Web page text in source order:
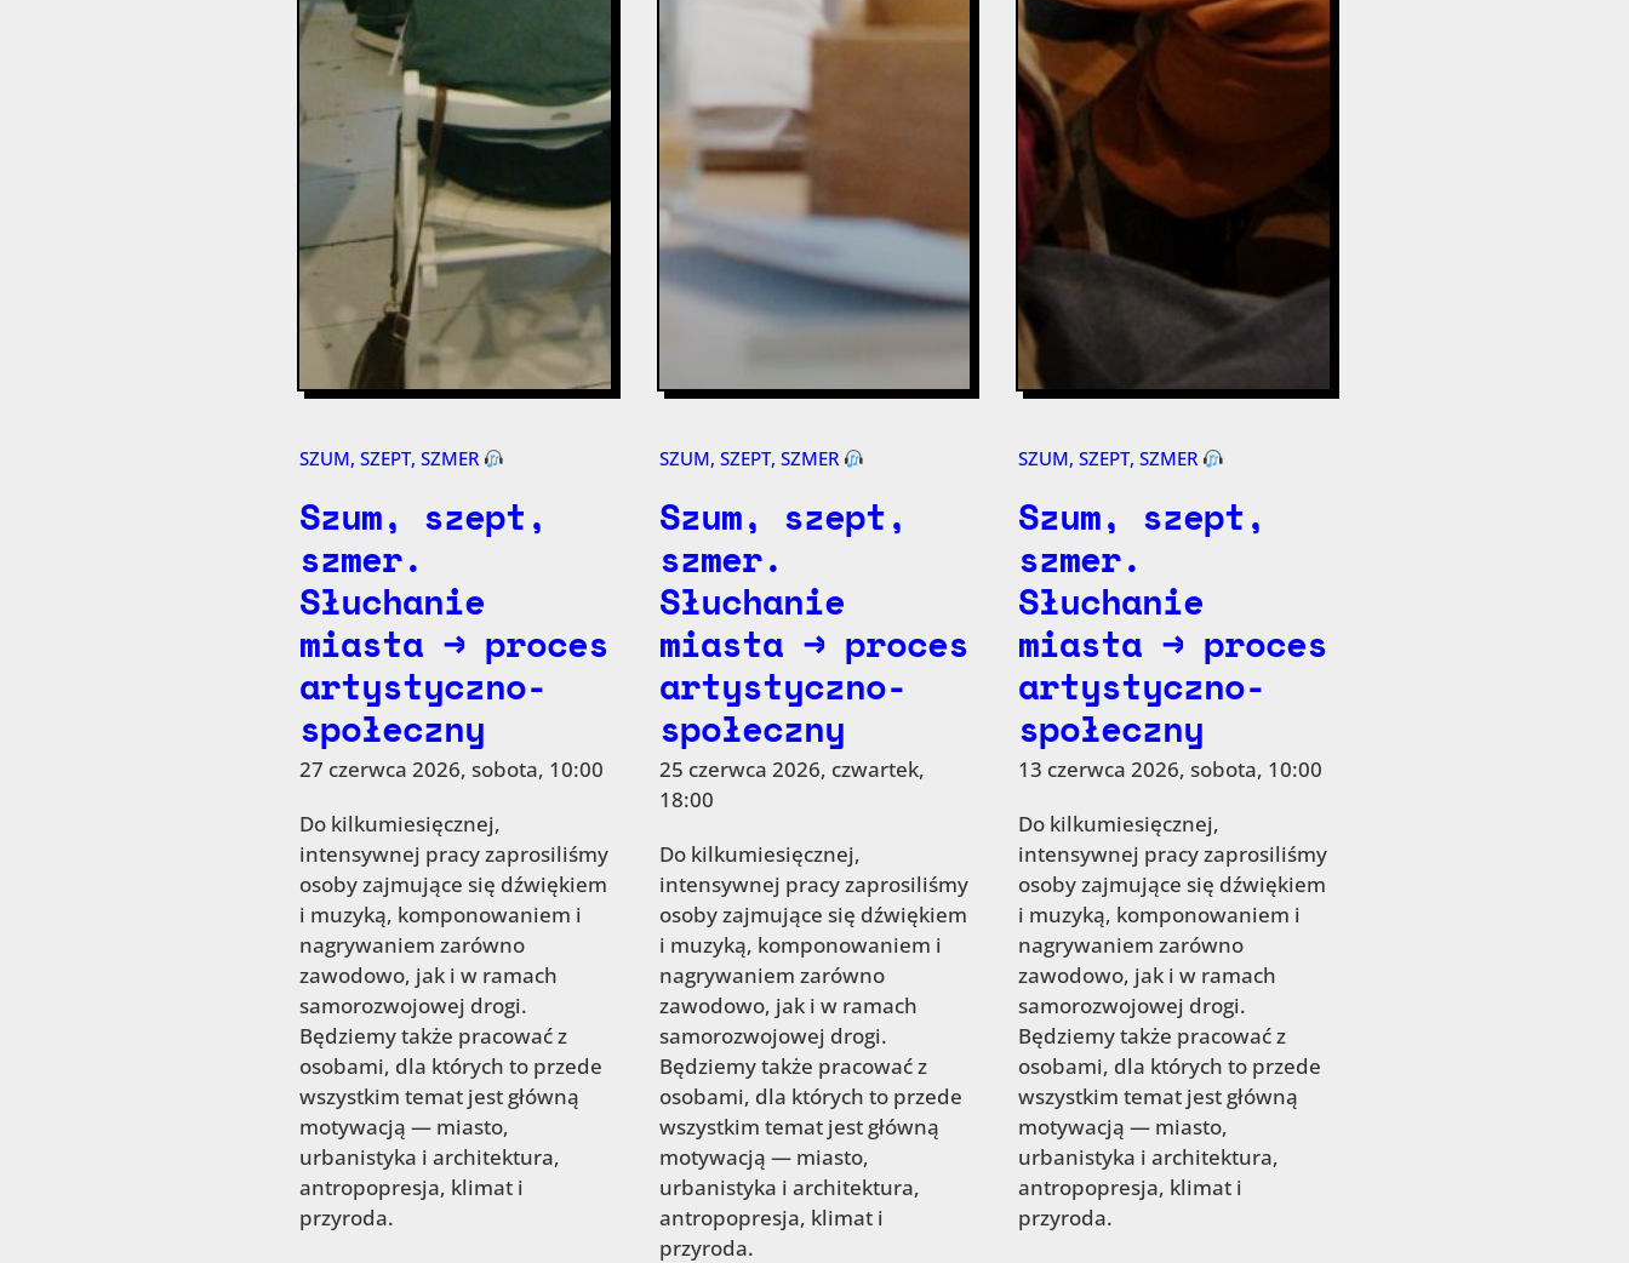
SZUM, SZEPT, SZMER
Szum, szept,
szmer.
Słuchanie
miasta → proces
artystyczno-
społeczny
27 czerwca 2026, sobota, 10:00
Do kilkumiesięcznej,
intensywnej pracy zaprosiliśmy
osoby zajmujące się dźwiękiem
i muzyką, komponowaniem i
nagrywaniem zarówno
zawodowo, jak i w ramach
samorozwojowej drogi.
Będziemy także pracować z
osobami, dla których to przede
wszystkim temat jest główną
motywacją — miasto,
urbanistyka i architektura,
antropopresja, klimat i
przyroda.
SZUM, SZEPT, SZMER
Szum, szept,
szmer.
Słuchanie
miasta → proces
artystyczno-
społeczny
25 czerwca 2026, czwartek,
18:00
Do kilkumiesięcznej,
intensywnej pracy zaprosiliśmy
osoby zajmujące się dźwiękiem
i muzyką, komponowaniem i
nagrywaniem zarówno
zawodowo, jak i w ramach
samorozwojowej drogi.
Będziemy także pracować z
osobami, dla których to przede
wszystkim temat jest główną
motywacją — miasto,
urbanistyka i architektura,
antropopresja, klimat i
przyroda.
SZUM, SZEPT, SZMER
Szum, szept,
szmer.
Słuchanie
miasta → proces
artystyczno-
społeczny
13 czerwca 2026, sobota, 10:00
Do kilkumiesięcznej,
intensywnej pracy zaprosiliśmy
osoby zajmujące się dźwiękiem
i muzyką, komponowaniem i
nagrywaniem zarówno
zawodowo, jak i w ramach
samorozwojowej drogi.
Będziemy także pracować z
osobami, dla których to przede
wszystkim temat jest główną
motywacją — miasto,
urbanistyka i architektura,
antropopresja, klimat i
przyroda.